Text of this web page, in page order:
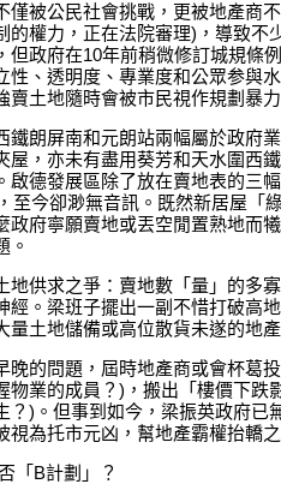
僅被公民社會挑戰，更被地產商
的權力，正在法院審理)，導致不
但政府在10年前稍微修訂城規條
性、透明度、專業度和公眾参與
賣土地隨時會被市民視作規劃暴
鐵朗屏南和元朗站兩幅屬於政府
屋，亦未有盡用葵芳和天水圍西
啟德發展區除了放在賣地表的三
至今卻渺無音訊。既然新居屋「
政府寧願賣地或丟空閒置熟地而
。
地供求之爭：賣地數「量」的多
經。梁班子擺出一副不惜打破高
量土地儲備或高位散貨未遂的地
晚的問題，屆時地產商或會杯葛
物業的成員？)，搬出「樓價下
？)。但事到如今，梁振英政府
視為托市元凶，幫地產霸權抬轎
「B計劃」？